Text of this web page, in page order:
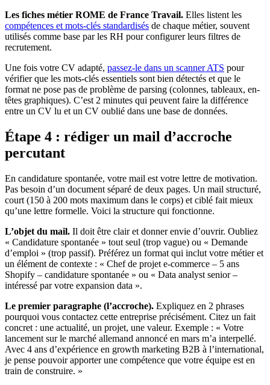
Les fiches métier ROME de France Travail. Elles listent les
compétences et mots-clés standardisés de chaque métier, souvent
utilisés comme base par les RH pour configurer leurs filtres de
recrutement.
Une fois votre CV adapté, passez-le dans un scanner ATS pour
vérifier que les mots-clés essentiels sont bien détectés et que le
format ne pose pas de problème de parsing (colonnes, tableaux, en-
têtes graphiques). C’est 2 minutes qui peuvent faire la différence
entre un CV lu et un CV oublié dans une base de données.
Étape 4 : rédiger un mail d’accroche
percutant
En candidature spontanée, votre mail est votre lettre de motivation.
Pas besoin d’un document séparé de deux pages. Un mail structuré,
court (150 à 200 mots maximum dans le corps) et ciblé fait mieux
qu’une lettre formelle. Voici la structure qui fonctionne.
L’objet du mail. Il doit être clair et donner envie d’ouvrir. Oubliez
« Candidature spontanée » tout seul (trop vague) ou « Demande
d’emploi » (trop passif). Préférez un format qui inclut votre métier et
un élément de contexte : « Chef de projet e-commerce – 5 ans
Shopify – candidature spontanée » ou « Data analyst senior –
intéressé par votre expansion data ».
Le premier paragraphe (l’accroche). Expliquez en 2 phrases
pourquoi vous contactez cette entreprise précisément. Citez un fait
concret : une actualité, un projet, une valeur. Exemple : « Votre
lancement sur le marché allemand annoncé en mars m’a interpellé.
Avec 4 ans d’expérience en growth marketing B2B à l’international,
je pense pouvoir apporter une compétence que votre équipe est en
train de construire. »